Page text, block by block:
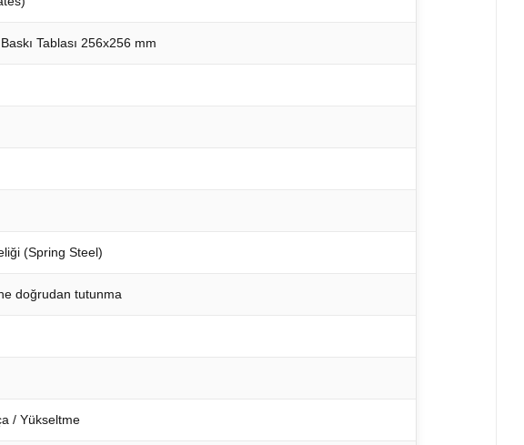
Tablası 256x256 mm
(Spring Steel)
doğrudan tutunma
/ Yükseltme